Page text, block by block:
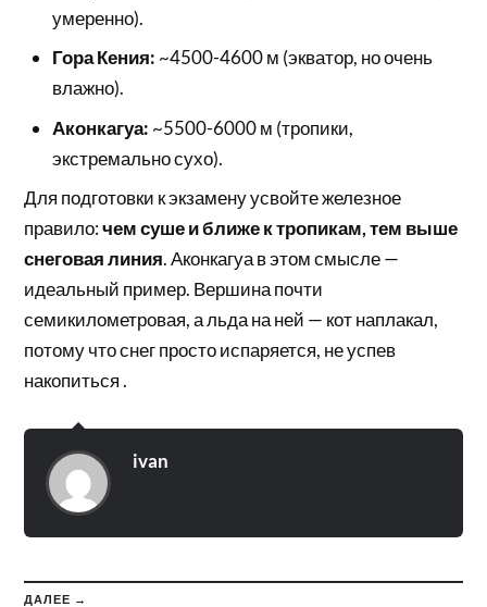
умеренно).
Гора Кения: ~4500-4600 м (экватор, но очень
влажно).
Аконкагуа: ~5500-6000 м (тропики,
экстремально сухо).
Для подготовки к экзамену усвойте железное
правило:чем суше и ближе к тропикам, тем выше
снеговая линия. Аконкагуа в этом смысле —
идеальный пример. Вершина почти
семикилометровая, а льда на ней — кот наплакал,
потому что снег просто испаряется, не успев
накопиться .
ivan
ДАЛЕЕ →